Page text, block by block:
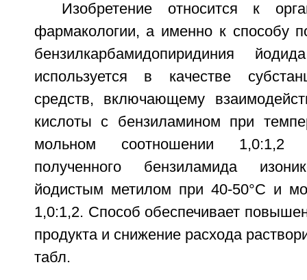
Изобретение относится к
фармакологии, а именно к способу
бензилкарбамидопиридиния
используется в качестве
средств, включающему
кислоты с бензиламином при
мольном соотношении 1,0:1,2
полученного бензиламида
йодистым метилом при 40-50°С и
1,0:1,2. Способ обеспечивает
продукта и снижение расхода
табл.